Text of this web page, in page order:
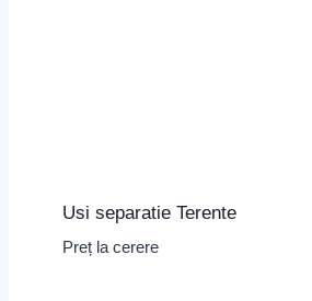
Usi separatie Terente
Preț la cerere